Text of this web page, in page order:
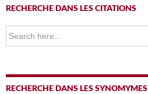
RECHERCHE DANS LES CITATIONS
Search
for:
RECHERCHE DANS LES SYNOMYMES